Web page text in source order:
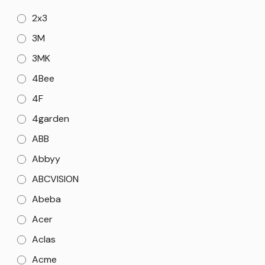
2x3
3M
3MK
4Bee
4F
4garden
ABB
Abbyy
ABCVISION
Abeba
Acer
Aclas
Acme